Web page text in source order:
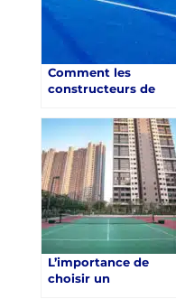
installations ?
Comment les
constructeurs de
Toulon dans le Var
pour les centres de
bien-être gèrent-ils
les problèmes de
zonage et de
règlements locaux ?
L’importance de
choisir un